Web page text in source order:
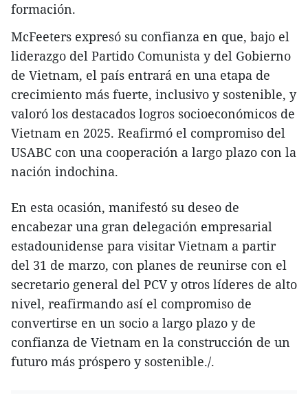
formación.
McFeeters expresó su confianza en que, bajo el
liderazgo del Partido Comunista y del Gobierno
de Vietnam, el país entrará en una etapa de
crecimiento más fuerte, inclusivo y sostenible, y
valoró los destacados logros socioeconómicos de
Vietnam en 2025. Reafirmó el compromiso del
USABC con una cooperación a largo plazo con la
nación indochina.
En esta ocasión, manifestó su deseo de
encabezar una gran delegación empresarial
estadounidense para visitar Vietnam a partir
del 31 de marzo, con planes de reunirse con el
secretario general del PCV y otros líderes de alto
nivel, reafirmando así el compromiso de
convertirse en un socio a largo plazo y de
confianza de Vietnam en la construcción de un
futuro más próspero y sostenible./.